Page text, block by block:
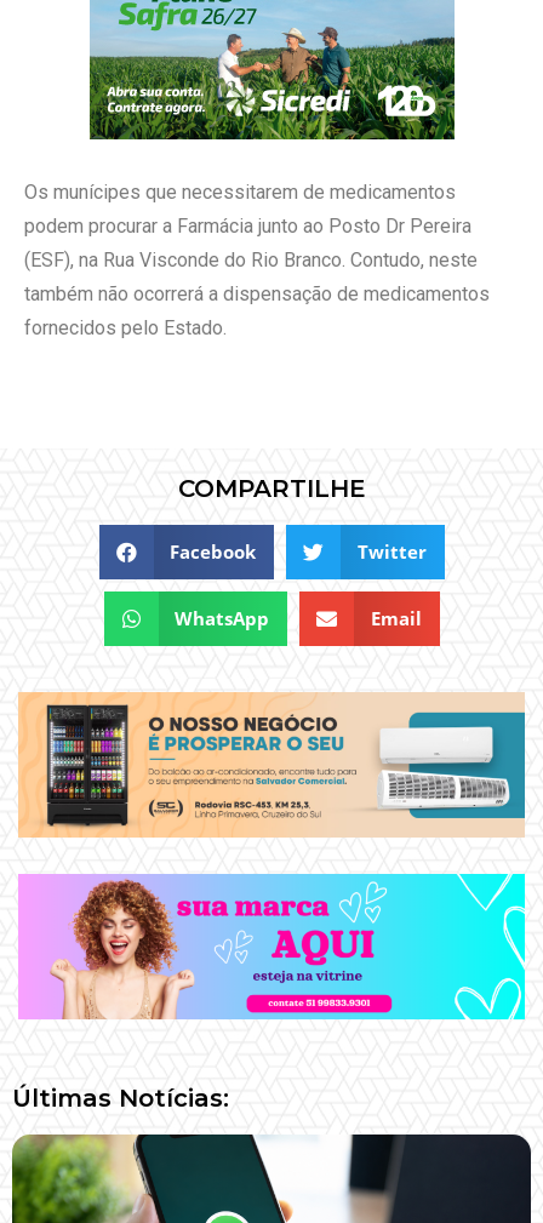
Os munícipes que necessitarem de medicamentos
podem procurar a Farmácia junto ao Posto Dr Pereira
(ESF), na Rua Visconde do Rio Branco. Contudo, neste
também não ocorrerá a dispensação de medicamentos
fornecidos pelo Estado.
COMPARTILHE
Facebook Twitter
WhatsApp Email
Últimas Notícias: